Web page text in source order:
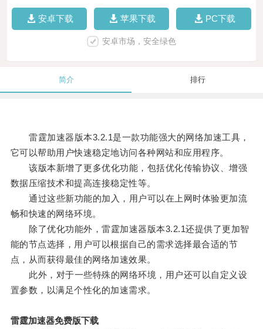
安卓下载 苹果下载 PC下载
安卓市场，安全绿色
简介 排行
雷霆加速器版本3.2.1是一款功能强大的网络加速工具，
它可以帮助用户快速稳定地访问各种网站和应用程序。
该版本新增了更多优化功能，包括优化传输协议、增强
数据压缩技术和提高连接稳定性等。
通过这些新功能的加入，用户可以在上网时体验更加流
畅和快速的网络环境。
除了优化功能外，雷霆加速器版本3.2.1还提供了更加智
能的节点选择，用户可以根据自己的需求选择最合适的节
点，从而获得最佳的网络加速效果。
此外，对于一些特殊的网络环境，用户还可以自定义设
置参数，以满足个性化的加速需求。
雷霆加速器免费版下载